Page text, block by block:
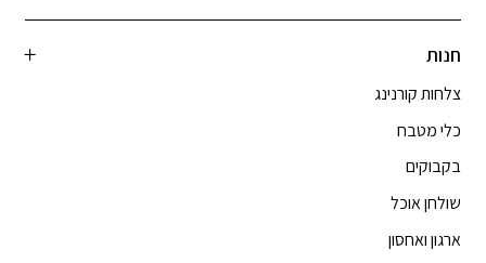
חנות
צלחות קורנינג
כלי מטבח
בקבוקים
שולחן אוכל
ארגון ואחסון